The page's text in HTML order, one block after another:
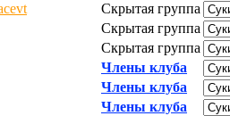
Скрытая группа
Скрытая группа
Скрытая группа
Члены клуба
Члены клуба
Члены клуба